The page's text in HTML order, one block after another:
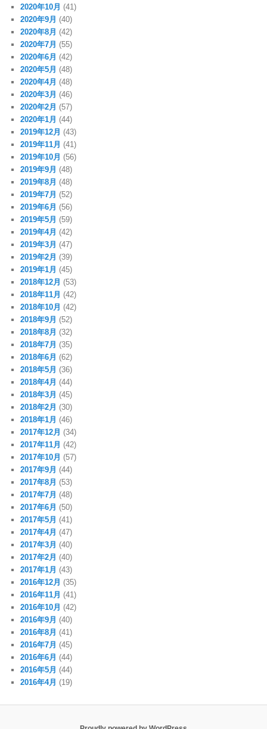
2020年10月 (41)
2020年9月 (40)
2020年8月 (42)
2020年7月 (55)
2020年6月 (42)
2020年5月 (48)
2020年4月 (48)
2020年3月 (46)
2020年2月 (57)
2020年1月 (44)
2019年12月 (43)
2019年11月 (41)
2019年10月 (56)
2019年9月 (48)
2019年8月 (48)
2019年7月 (52)
2019年6月 (56)
2019年5月 (59)
2019年4月 (42)
2019年3月 (47)
2019年2月 (39)
2019年1月 (45)
2018年12月 (53)
2018年11月 (42)
2018年10月 (42)
2018年9月 (52)
2018年8月 (32)
2018年7月 (35)
2018年6月 (62)
2018年5月 (36)
2018年4月 (44)
2018年3月 (45)
2018年2月 (30)
2018年1月 (46)
2017年12月 (34)
2017年11月 (42)
2017年10月 (57)
2017年9月 (44)
2017年8月 (53)
2017年7月 (48)
2017年6月 (50)
2017年5月 (41)
2017年4月 (47)
2017年3月 (40)
2017年2月 (40)
2017年1月 (43)
2016年12月 (35)
2016年11月 (41)
2016年10月 (42)
2016年9月 (40)
2016年8月 (41)
2016年7月 (45)
2016年6月 (44)
2016年5月 (44)
2016年4月 (19)